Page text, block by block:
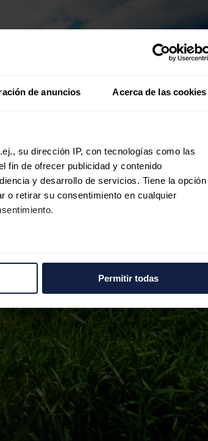
de anuncios Acerca de las cookies
su dirección IP, con tecnologías como las
fin de ofrecer publicidad y contenido
y desarrollo de servicios. Tiene la opción
o retirar su consentimiento en cualquier
anuncios, ofrecer funciones de redes sociales
del sitio web con nuestros partners de
otra información que les haya proporcionado o
Permitir todas